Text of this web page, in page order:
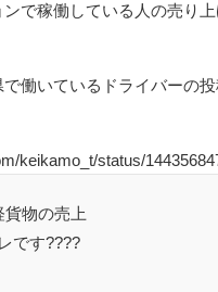
で稼働している人の売り
働いているドライバーの
keikamo_t/status/
貨物の売上
です????